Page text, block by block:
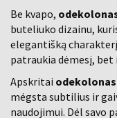
Be kvapo,
buteliuko dizainu,
elegantišką
patraukia dėmesį, bet
Apskritai odekolonas
mėgsta subtilius ir
naudojimui. Dėl savo